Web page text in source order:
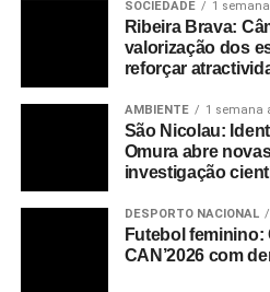
SOCIEDADE 1
Ribeira Brava:
valorização dos
reforçar
AMBIENTE 1 semana
São Nicolau:
Omura abre
investigação
DESPORTO NACIONAL
Futebol feminino:
CAN’2026 com